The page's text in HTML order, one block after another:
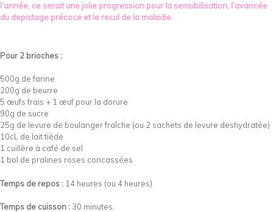
l’année, ce serait une jolie progression pour la sensibilisation, l’avancée
du depistage précoce et le recul de la maladie.
Pour 2 brioches :
500g de farine
200g de beurre
5 œufs frais + 1 œuf pour la dorure
90g de sucre
25g de levure de boulanger fraîche (ou 2 sachets de levure deshydratée)
10cL de lait tiède
1 cuillère à café de sel
1 bol de pralines roses concassées
Temps de repos : 14 heures (ou 4 heures)
Temps de cuisson : 30 minutes.